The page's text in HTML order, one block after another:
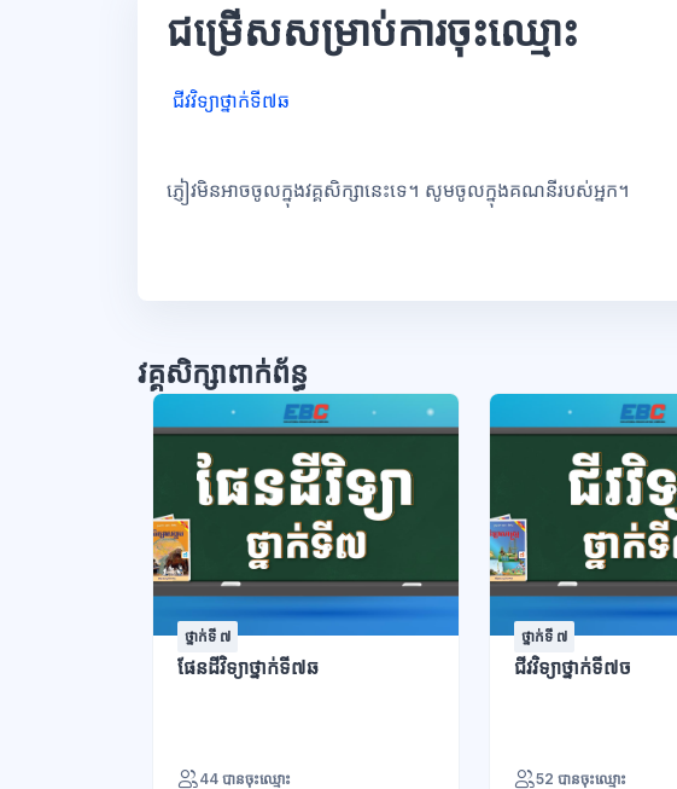
ជម្រើសសម្រាប់ការចុះឈ្មោះ
ជីវវិទ្យាថ្នាក់ទី៧ឆ
ភ្ញៀវមិនអាចចូលក្នុងវគ្គសិក្សានេះទេ។ សូមចូលក្នុងគណនីរបស់អ្នក។
វគ្គសិក្សាពាក់ព័ន្ធ
ថ្នាក់ទី ៧
ផែនដីវិទ្យាថ្នាក់ទី៧ឆ
44 បានចុះឈ្មោះ
ថ្នាក់ទី ៧
ជីវវិទ្យាថ្នាក់ទី៧ច
52 បានចុះឈ្មោះ